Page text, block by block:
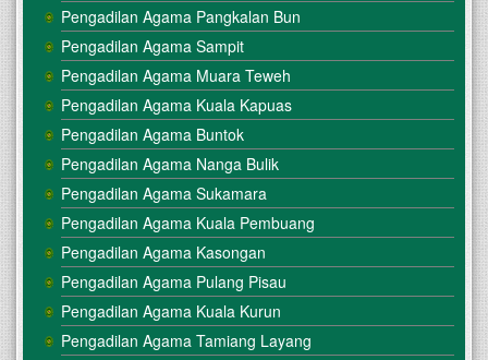
Pengadilan Agama Pangkalan Bun
Pengadilan Agama Sampit
Pengadilan Agama Muara Teweh
Pengadilan Agama Kuala Kapuas
Pengadilan Agama Buntok
Pengadilan Agama Nanga Bulik
Pengadilan Agama Sukamara
Pengadilan Agama Kuala Pembuang
Pengadilan Agama Kasongan
Pengadilan Agama Pulang Pisau
Pengadilan Agama Kuala Kurun
Pengadilan Agama Tamiang Layang